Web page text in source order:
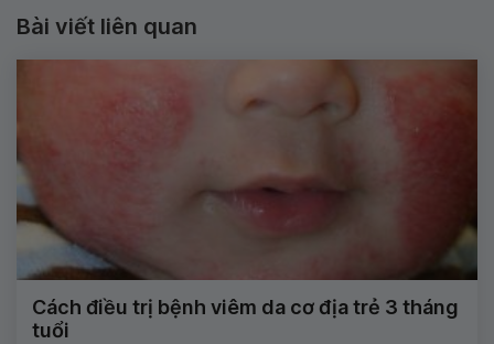
Bài viết liên quan
Cách điều trị bệnh viêm da cơ địa trẻ 3 tháng
tuổi